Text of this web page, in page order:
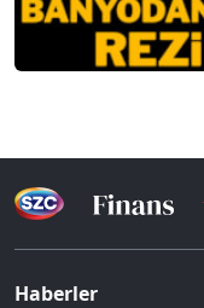
Haberler